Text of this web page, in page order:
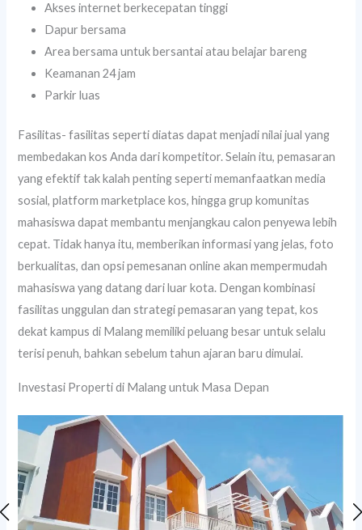
Akses internet berkecepatan tinggi
Dapur bersama
Area bersama untuk bersantai atau belajar bareng
Keamanan 24 jam
Parkir luas
Fasilitas- fasilitas seperti diatas dapat menjadi nilai jual yang
membedakan kos Anda dari kompetitor. Selain itu, pemasaran
yang efektif tak kalah penting seperti memanfaatkan media
sosial, platform marketplace kos, hingga grup komunitas
mahasiswa dapat membantu menjangkau calon penyewa lebih
cepat. Tidak hanya itu, memberikan informasi yang jelas, foto
berkualitas, dan opsi pemesanan online akan mempermudah
mahasiswa yang datang dari luar kota. Dengan kombinasi
fasilitas unggulan dan strategi pemasaran yang tepat, kos
dekat kampus di Malang memiliki peluang besar untuk selalu
terisi penuh, bahkan sebelum tahun ajaran baru dimulai.
Investasi Properti di Malang untuk Masa Depan